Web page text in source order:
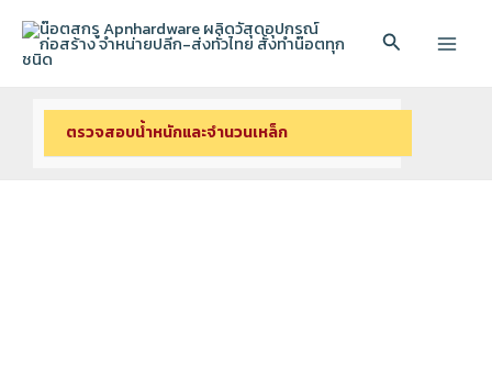
content
Search
Main
ตรวจสอบนํ้าหนักและจํานวนเหล็ก